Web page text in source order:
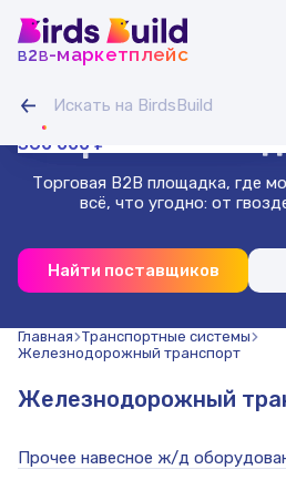
b2b-маркетплейс
Гусеничный экскаватор Volvo
11 000 000 ₽
Зерносмесь овес-горох (20 т)
270 000 ₽
Доска сухая строганная
99 000 ₽
Труба профильная 40х40х2
шт)
360 000 ₽
Проволока нержавеющая 1.8 мм
Гибкая битумная черепица,
Маркетплейс
Торговая B2B площадка, где
всё, что угодно: от
Найти поставщиков
Главная Транспортные системы
Железнодорожный транспорт
Железнодорожный
Прочее навесное ж/д